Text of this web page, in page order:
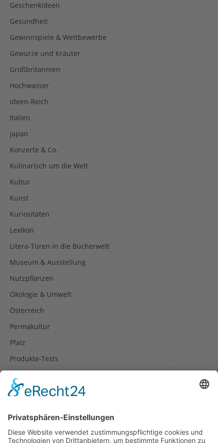
Geschenkideen
Gesundheit
Gewinnspiele & Wettbewerbe
Gewürze und Kräuter
Großbritannien
Hochwasser
Ideen-Reich
Italien
Japan
Konzerte & Co.
Kulinarisch um die Welt
Kultur
Kunst
Kuriositäten
Lexikon
Litera-Türen in die Bücherwelt
Museum & Ausstellung
Nutzpflanzen
Ökologie & Umwelt
Österreich
Permakultur
Pfalz
Produkte-Tests
Rezepte
Spanien
Südtirol